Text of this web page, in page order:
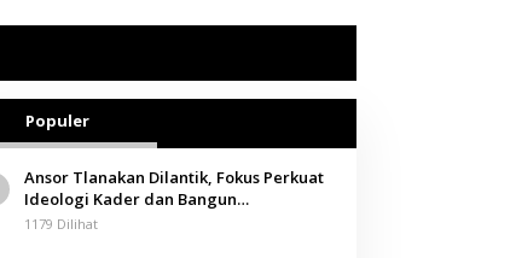
Populer
Ansor Tlanakan Dilantik, Fokus Perkuat
Ideologi Kader dan Bangun
Kemandirian Ekonomi
1179 Dilihat